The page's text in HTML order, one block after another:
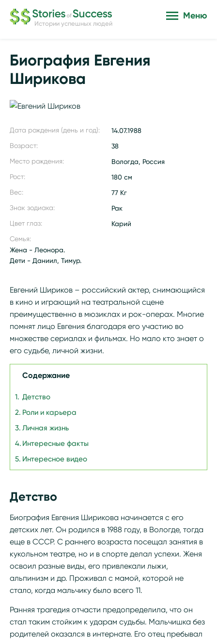
Истории успешных людей
Меню
Биография Евгения
Ширикова
Дата рождения (день и год): 14.07.1988
Возраст: 38
Место рождения: Вологда, Россия
Рост: 180 см
Вес: 77 Кг
Знак зодиака: Рак
Цвет глаз: Карий
Семья:
Жена - Леонора.
Дети - Даниил, Тимур.
Евгений Шириков – российский актер, снимающийся
в кино и играющий на театральной сцене
преимущественно в мюзиклах и рок-операх. Многие
помнят лицо Евгения благодаря его участию во
множестве сериалах и фильмах. Но мало кто знает о
его судьбе, личной жизни.
Содержание
Детство
Роли и карьера
Личная жизнь
Интересные факты
Интересное видео
Детство
Биография Евгения Ширикова начинается с его
детских лет. Он родился в 1988 году, в Вологде, тогда
еще в СССР. С раннего возраста посещал занятия в
кукольном театре, но и в спорте делал успехи. Женя
освоил разные виды, его привлекали лыжи,
альпинизм и др. Проживал с мамой, которой не
стало, когда мальчику было всего 11.
Ранняя трагедия отчасти предопределила, что он
стал таким стойким к ударам судьбы. Мальчишка без
родителей оказался в интернате. Его отец пребывал